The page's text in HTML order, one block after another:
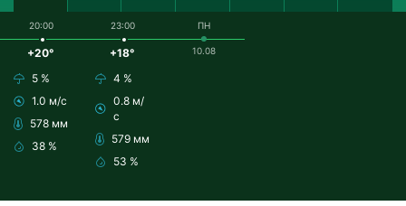
20:00
+20°
5 %
1.0 м/с
578 мм
38 %
23:00
+18°
4 %
0.8 м/
с
579 мм
53 %
ПН
10.08